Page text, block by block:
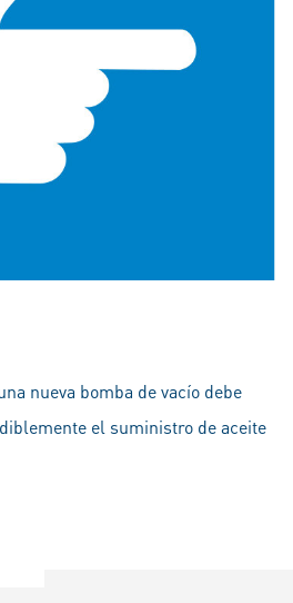
nueva bomba de vacío debe
el suministro de aceite